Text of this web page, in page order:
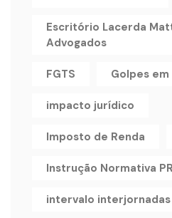
Escritório Lacerda
Advogados
FGTS Golpes
impacto jurídico
Imposto de Renda
Instrução Normativa
intervalo interjornadas